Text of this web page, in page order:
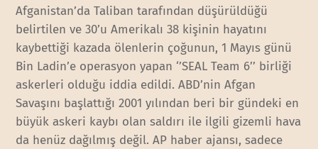
Afganistan’da Taliban tarafından düşürüldüğü
belirtilen ve 30’u Amerikalı 38 kişinin hayatını
kaybettiği kazada ölenlerin çoğunun, 1 Mayıs günü
Bin Ladin’e operasyon yapan ‘’SEAL Team 6’’ birliği
askerleri olduğu iddia edildi. ABD’nin Afgan
Savaşını başlattığı 2001 yılından beri bir gündeki en
büyük askeri kaybı olan saldırı ile ilgili gizemli hava
da henüz dağılmış değil. AP haber ajansı, sadece